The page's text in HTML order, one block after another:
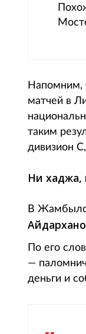
Напомним,
матчей в
таким
дивизион
Ни хаджа,
В
По его
—
деньги и